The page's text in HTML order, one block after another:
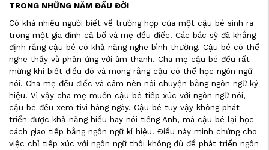
TRONG NHỮNG NĂM ĐẦU ĐỜI
Có khá nhiều người biết về trường hợp của một cậu bé sinh ra
trong một gia đình cả bố và mẹ đều điếc. Các bác sỹ đã khẳng
định rằng cậu bé có khả năng nghe bình thường. Cậu bé có thể
nghe thấy và phản ứng với âm thanh. Cha mẹ cậu bé đều rất
mừng khi biết điều đó và mong rằng cậu có thể học ngôn ngữ
nói. Cha mẹ đều điếc và câm nên nói chuyện bằng ngôn ngữ ký
hiệu. Vì vậy cha mẹ muốn cậu bé tiếp xúc với ngôn ngữ nói,
cậu bé đều xem tivi hàng ngày. Cậu bé tuy vậy không phát
triển được khả năng hiểu hay nói tiếng Anh, mà cậu bé lại học
cách giao tiếp bằng ngôn ngữ kí hiệu. Điều này minh chứng cho
việc chỉ tiếp xúc với ngôn ngữ thôi không đủ để phát triển ngôn